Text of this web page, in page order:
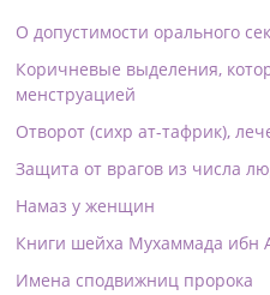
О допустимости орального
Коричневые выделения,
менструацией
Отворот (сихр ат-тафрик),
Защита от врагов из числа
Намаз у женщин
Книги шейха Мухаммада ибн
Имена сподвижниц пророка